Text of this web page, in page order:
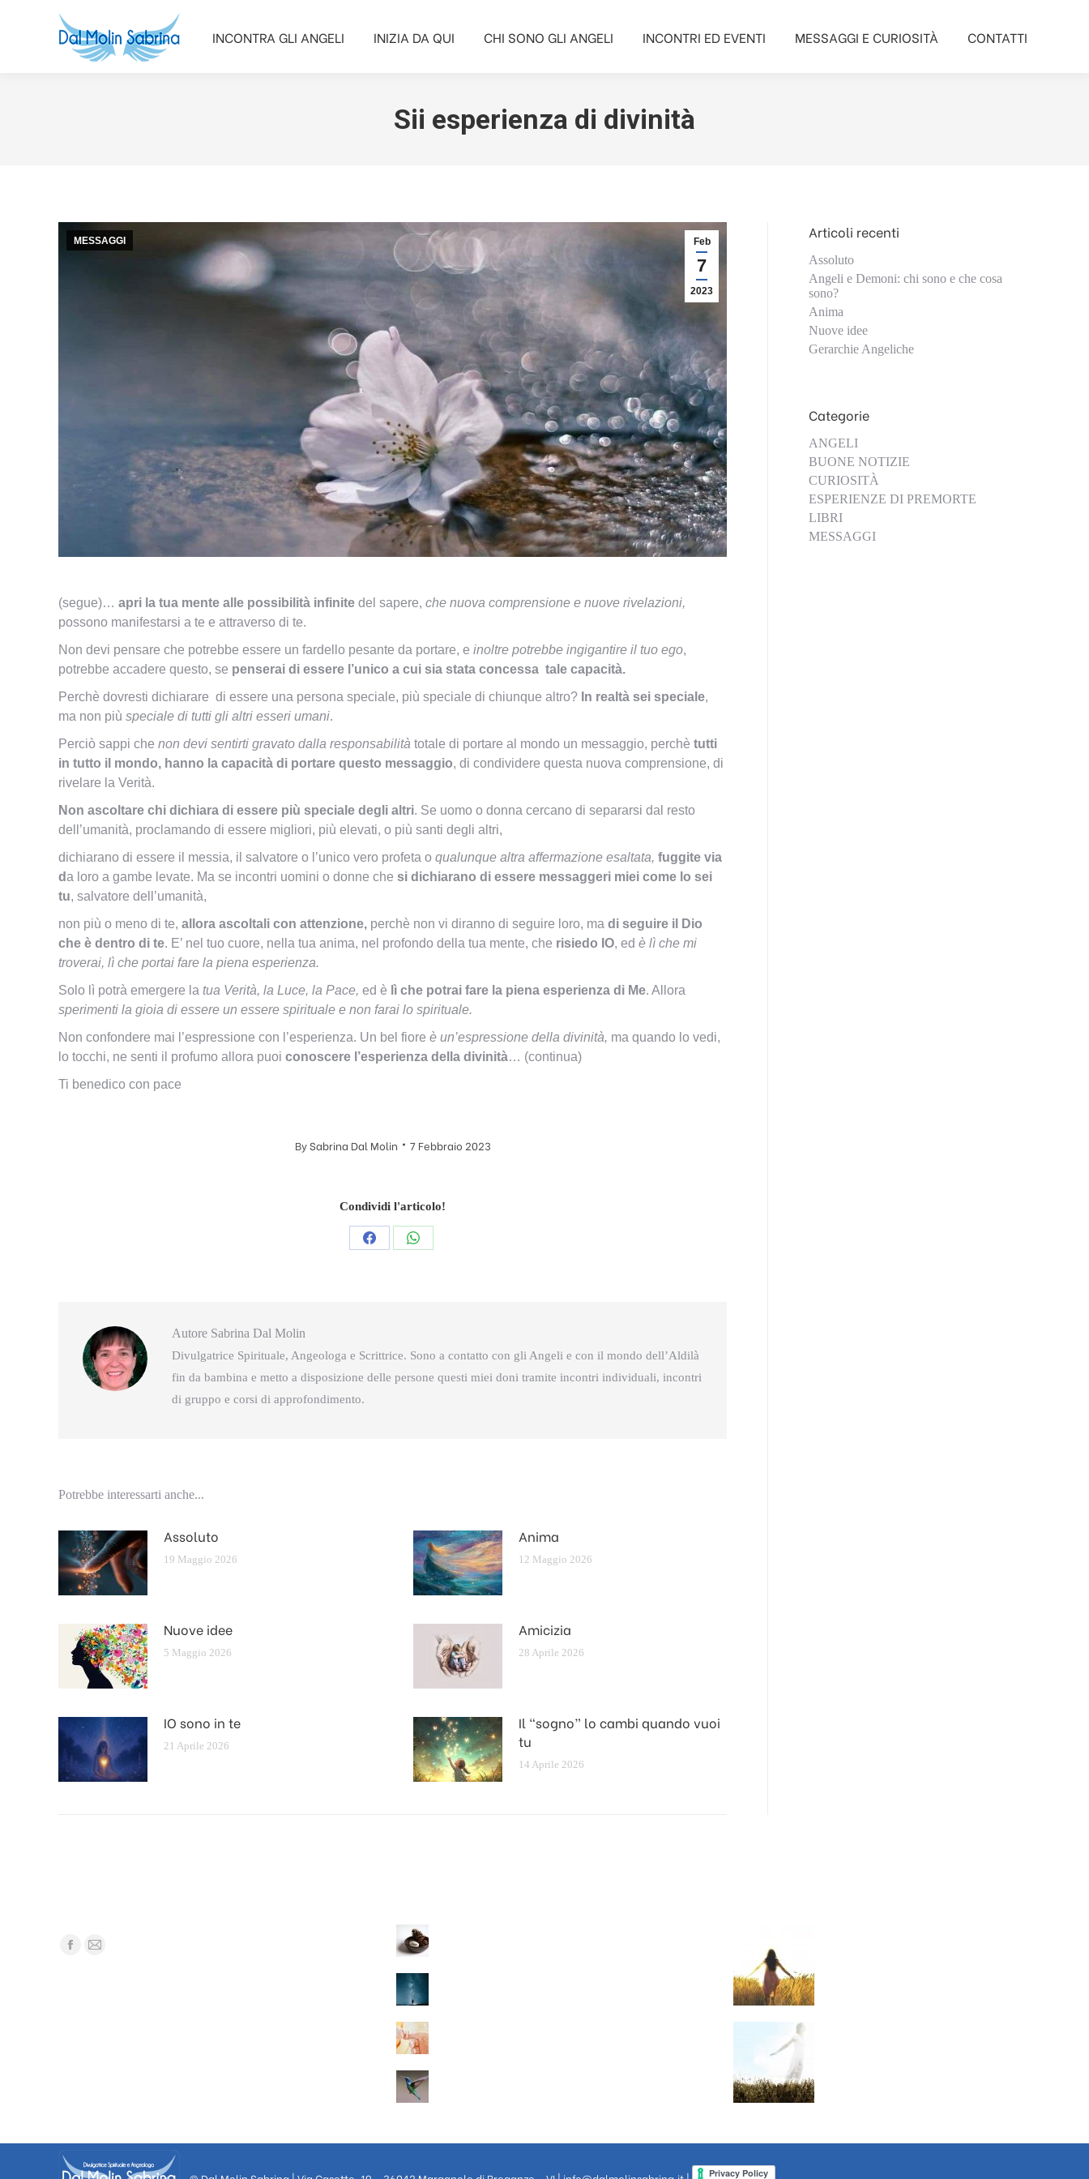
INCONTRA GLI ANGELI INIZIA DA QUI CHI SONO GLI ANGELI INCONTRI ED EVENTI MESSAGGI E CURIOSITÀ CONTATTI
Sii esperienza di divinità
Feb
7
2023
MESSAGGI
(segue)… apri la tua mente alle possibilità infinite del sapere, che nuova comprensione e nuove rivelazioni,
possono manifestarsi a te e attraverso di te.
Non devi pensare che potrebbe essere un fardello pesante da portare, e inoltre potrebbe ingigantire il tuo ego,
potrebbe accadere questo, se penserai di essere l’unico a cui sia stata concessa tale capacità.
Perchè dovresti dichiarare di essere una persona speciale, più speciale di chiunque altro? In realtà sei speciale,
ma non più speciale di tutti gli altri esseri umani.
Perciò sappi che non devi sentirti gravato dalla responsabilità totale di portare al mondo un messaggio, perchè tutti
in tutto il mondo, hanno la capacità di portare questo messaggio, di condividere questa nuova comprensione, di
rivelare la Verità.
Non ascoltare chi dichiara di essere più speciale degli altri. Se uomo o donna cercano di separarsi dal resto
dell’umanità, proclamando di essere migliori, più elevati, o più santi degli altri,
dichiarano di essere il messia, il salvatore o l’unico vero profeta o qualunque altra affermazione esaltata, fuggite via
da loro a gambe levate. Ma se incontri uomini o donne che si dichiarano di essere messaggeri miei come lo sei
tu, salvatore dell’umanità,
non più o meno di te, allora ascoltali con attenzione, perchè non vi diranno di seguire loro, ma di seguire il Dio
che è dentro di te. E’ nel tuo cuore, nella tua anima, nel profondo della tua mente, che risiedo IO, ed è lì che mi
troverai, lì che portai fare la piena esperienza.
Solo lì potrà emergere la tua Verità, la Luce, la Pace, ed è lì che potrai fare la piena esperienza di Me. Allora
sperimenti la gioia di essere un essere spirituale e non farai lo spirituale.
Non confondere mai l’espressione con l’esperienza. Un bel fiore è un’espressione della divinità, ma quando lo vedi,
lo tocchi, ne senti il profumo allora puoi conoscere l’esperienza della divinità… (continua)
Ti benedico con pace
BySabrina Dal Molin 7 Febbraio 2023
Condividi l'articolo!
CondividiCondividi
Autore Sabrina Dal Molin
Divulgatrice Spirituale, Angeologa e Scrittrice. Sono a contatto con gli Angeli e con il mondo dell’Aldilà
fin da bambina e metto a disposizione delle persone questi miei doni tramite incontri individuali, incontri
di gruppo e corsi di approfondimento.
Potrebbe interessarti anche...
Assoluto
19 Maggio 2026
Anima
12 Maggio 2026
Nuove idee
5 Maggio 2026
Amicizia
28 Aprile 2026
IO sono in te
21 Aprile 2026
Il “sogno” lo cambi quando vuoi
tu
14 Aprile 2026
Articoli recenti
Assoluto
Angeli e Demoni: chi sono e che cosa
sono?
Anima
Nuove idee
Gerarchie Angeliche
Categorie
ANGELI
BUONE NOTIZIE
CURIOSITÀ
ESPERIENZE DI PREMORTE
LIBRI
MESSAGGI
MESSAGGI E CURIOSITÀ